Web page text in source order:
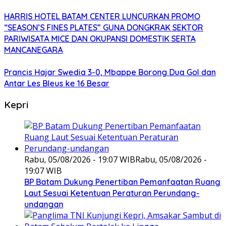
HARRIS HOTEL BATAM CENTER LUNCURKAN PROMO
“SEASON’S FINES PLATES” GUNA DONGKRAK SEKTOR
PARIWISATA MICE DAN OKUPANSI DOMESTIK SERTA
MANCANEGARA
Prancis Hajar Swedia 3-0, Mbappe Borong Dua Gol dan
Antar Les Bleus ke 16 Besar
Kepri
Rabu, 05/08/2026 - 19:07 WIBRabu, 05/08/2026 -
19:07 WIB
BP Batam Dukung Penertiban Pemanfaatan Ruang
Laut Sesuai Ketentuan Peraturan Perundang-
undangan